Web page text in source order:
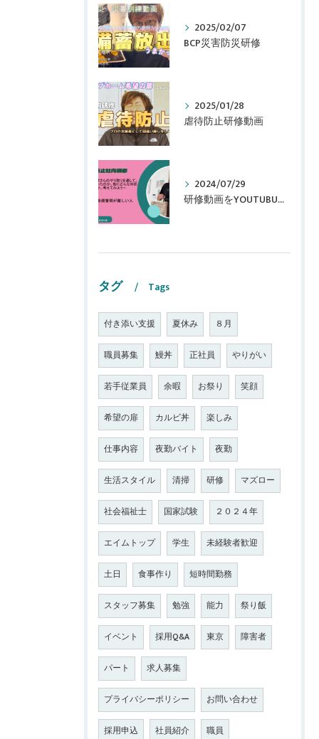
2025/02/07
BCP災害防災研修
2025/01/28
虐待防止研修動画
2024/07/29
研修動画をYOUTUBUに追加しました！
タグ Tags
付き添い支援 夏休み ８月
職員募集 鰻丼 正社員 やりがい
若手従業員 余暇 お祭り 笑顔
希望の扉 カルビ丼 楽しみ
仕事内容 夜勤バイト 夜勤
生活スタイル 清掃 研修 マズロー
社会福祉士 国家試験 ２０２４年
エイムトップ 学生 未経験者歓迎
土日 食事作り 短時間勤務
スタッフ募集 勉強 能力 祭り飯
イベント 採用Q&A 東京 障害者
パート 求人募集
プライバシーポリシー お問い合わせ
採用申込 社員紹介 職員